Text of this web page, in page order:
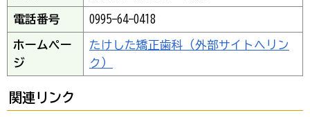
電話番号 0995-64-0418
ホームペー
ジ
たけした矯正歯科（外部サイトへリン
ク）
関連リンク